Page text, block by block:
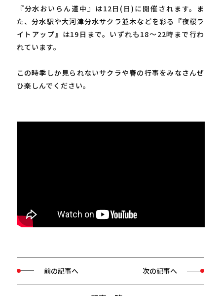
『分水おいらん道中』は12日(日)に開催されます。ま
た、分水駅や大河津分水サクラ並木などを彩る『夜桜ラ
イトアップ』は19日まで。いずれも18～22時まで行わ
れています。
この時季しか見られないサクラや春の行事をみなさんぜ
ひ楽しんでください。
前の記事へ 次の記事へ